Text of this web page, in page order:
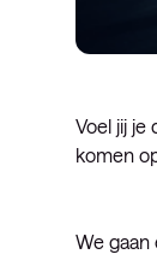
Voel jij je
komen
We gaan